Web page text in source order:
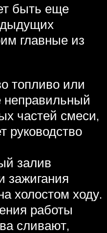
быть еще
главные из
топливо или
неправильный
частей смеси,
руководство
залив
зажигания
холостом ходу.
работы
сливают,